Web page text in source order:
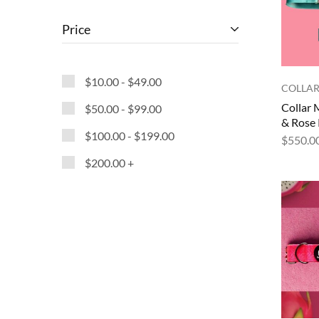
Collar
& Rose
$
Price
$10.00- $49.00
$50.00- $99.00
$100.00- $199.00
$200.00+